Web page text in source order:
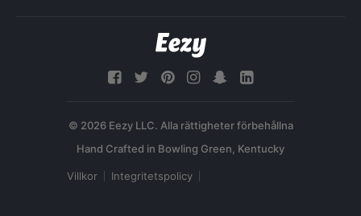
© 2026 Eezy LLC. Alla rättigheter förbehållna
Villkor Integritetspolicy